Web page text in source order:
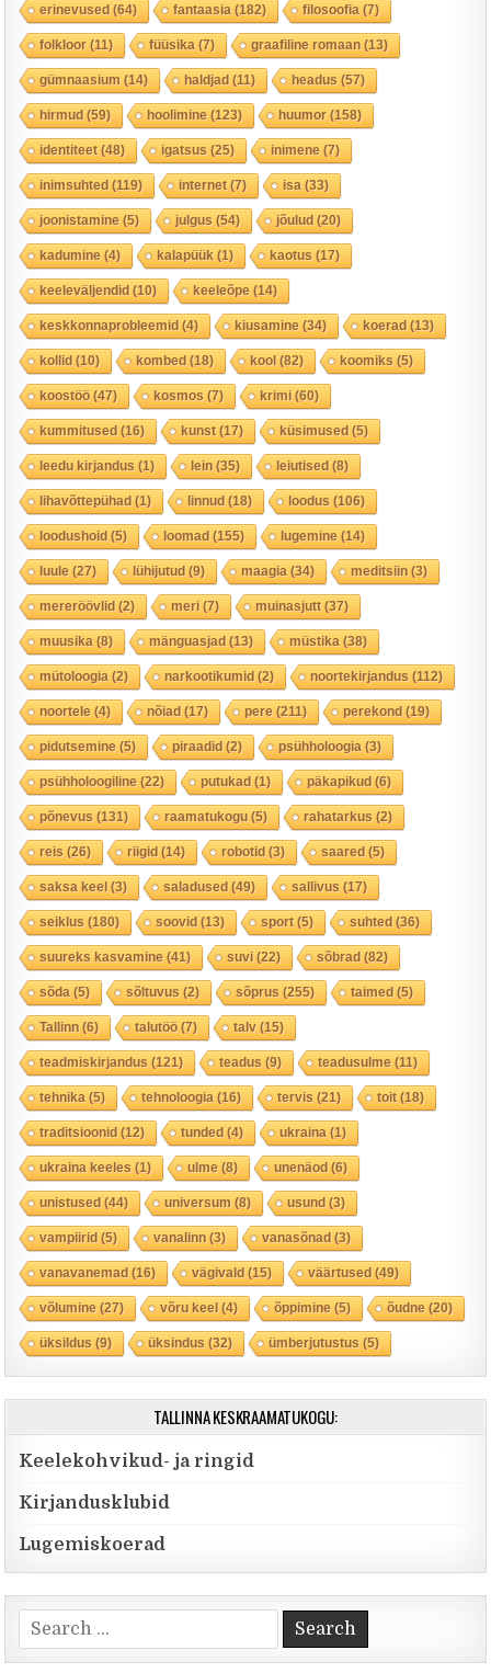
erinevused(64) fantaasia (182) filosoofia (7)
folkloor(11) füüsika (7) graafiline romaan(13)
gümnaasium (14) haldjad(11) headus (57)
hirmud(59) hoolimine (123) huumor(158)
identiteet(48) igatsus (25) inimene (7)
inimsuhted(119) internet(7) isa (33)
joonistamine (5) julgus (54) jõulud(20)
kadumine (4) kalapüük (1) kaotus (17)
keeleväljendid(10) keeleõpe (14)
keskkonnaprobleemid(4) kiusamine (34) koerad(13)
kollid(10) kombed(18) kool(82) koomiks (5)
koostöö(47) kosmos (7) krimi(60)
kummitused(16) kunst(17) küsimused(5)
leedu kirjandus (1) lein(35) leiutised(8)
lihavõttepühad(1) linnud(18) loodus (106)
loodushoid(5) loomad(155) lugemine (14)
luule (27) lühijutud(9) maagia (34) meditsiin(3)
mereröövlid(2) meri(7) muinasjutt(37)
muusika (8) mänguasjad(13) müstika (38)
mütoloogia (2) narkootikumid(2) noortekirjandus (112)
noortele (4) nõiad(17) pere (211) perekond(19)
pidutsemine (5) piraadid(2) psühholoogia (3)
psühholoogiline (22) putukad(1) päkapikud(6)
põnevus (131) raamatukogu(5) rahatarkus (2)
reis (26) riigid(14) robotid(3) saared(5)
saksa keel(3) saladused(49) sallivus (17)
seiklus (180) soovid(13) sport(5) suhted(36)
suureks kasvamine (41) suvi(22) sõbrad(82)
sõda (5) sõltuvus (2) sõprus (255) taimed(5)
Tallinn(6) talutöö(7) talv(15)
teadmiskirjandus (121) teadus (9) teadusulme (11)
tehnika (5) tehnoloogia (16) tervis (21) toit(18)
traditsioonid(12) tunded(4) ukraina (1)
ukraina keeles (1) ulme (8) unenäod(6)
unistused(44) universum (8) usund(3)
vampiirid(5) vanalinn(3) vanasõnad(3)
vanavanemad(16) vägivald(15) väärtused(49)
võlumine (27) võru keel(4) õppimine (5) õudne (20)
üksildus (9) üksindus (32) ümberjutustus (5)
TALLINNA KESKRAAMATUKOGU:
Keelekohvikud- ja ringid
Kirjandusklubid
Lugemiskoerad
Search for: